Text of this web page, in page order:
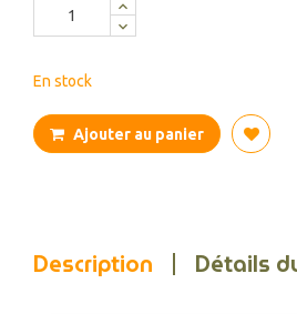
En stock
Ajouter au panier
Description Détails